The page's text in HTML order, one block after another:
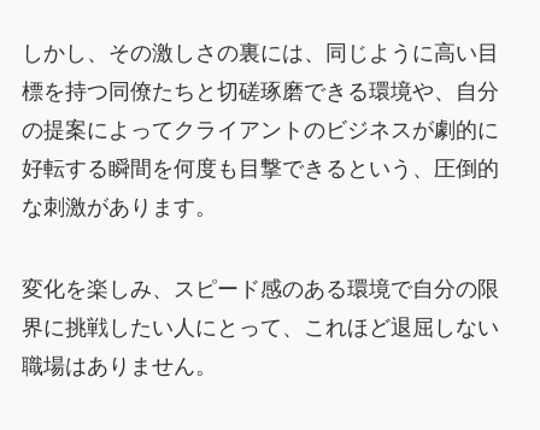
しかし、その激しさの裏には、同じように高い目
標を持つ同僚たちと切磋琢磨できる環境や、自分
の提案によってクライアントのビジネスが劇的に
好転する瞬間を何度も目撃できるという、圧倒的
な刺激があります。
変化を楽しみ、スピード感のある環境で自分の限
界に挑戦したい人にとって、これほど退屈しない
職場はありません。